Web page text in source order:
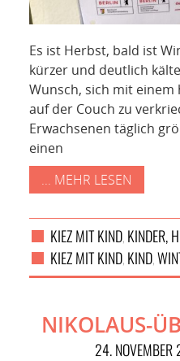
Es ist Herbst, bald ist
kürzer und deutlich
Wunsch, sich mit einem
auf der Couch zu
Erwachsenen täglich
einen
... MEHR LESEN
KIEZ MIT KIND, KINDER,
KIEZ MIT KIND, KIND,
NIKOLAUS-
24.